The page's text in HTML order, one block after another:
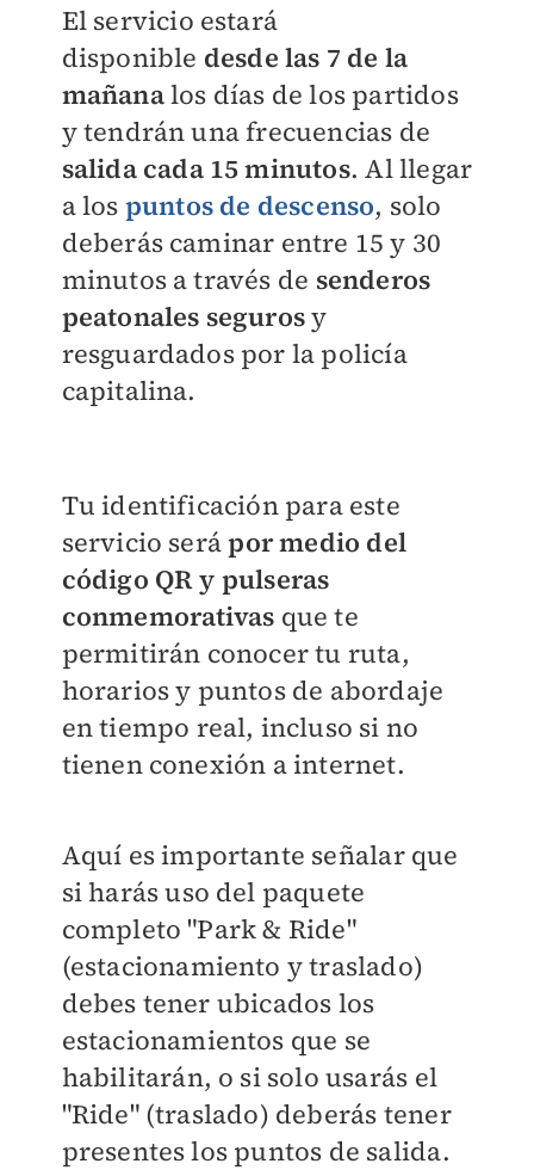
El servicio estará
disponible desde las 7 de la
mañanalos días de los partidos
y tendrán una frecuencias de
salida cada 15 minutos. Al llegar
a los puntos de descenso, solo
deberás caminar entre 15 y 30
minutos a través de senderos
peatonales segurosy
resguardados por la policía
capitalina.
Tu identificación para este
servicio serápor medio del
código QR y pulseras
conmemorativas que te
permitirán conocer tu ruta,
horarios y puntos de abordaje
en tiempo real, incluso si no
tienen conexión a internet.
Aquí es importante señalar que
si harás uso del paquete
completo "Park & Ride"
(estacionamiento y traslado)
debes tener ubicados los
estacionamientos que se
habilitarán, o si solo usarás el
"Ride" (traslado) deberás tener
presentes los puntos de salida.